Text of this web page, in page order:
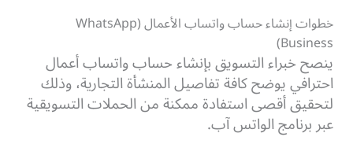
خطوات إنشاء حساب واتساب الأعمال (WhatsApp
Business)
ينصح خبراء التسويق بإنشاء حساب واتساب أعمال
احترافي يوضح كافة تفاصيل المنشأة التجارية، وذلك
لتحقيق أقصى استفادة ممكنة من الحملات التسويقية
عبر برنامج الواتس آب.